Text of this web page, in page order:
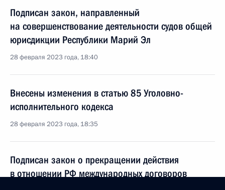
Подписан закон, направленный
на совершенствование деятельности судов общей
юрисдикции Республики Марий Эл
28 февраля 2023 года, 18:40
Внесены изменения в статью 85 Уголовно-
исполнительного кодекса
28 февраля 2023 года, 18:35
Подписан закон о прекращении действия
в отношении РФ международных договоров